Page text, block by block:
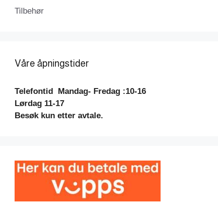
Tilbehør
Våre åpningstider
Telefontid Mandag- Fredag :10-16
Lørdag 11-17
Besøk kun etter avtale.